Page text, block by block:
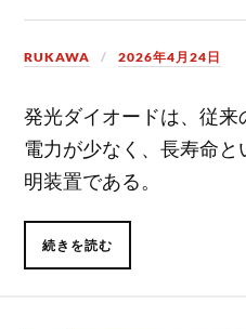
RUKAWA 2026年4月24日
発光ダイオードは、従
電力が少なく、長寿命
明装置である。
続きを読む